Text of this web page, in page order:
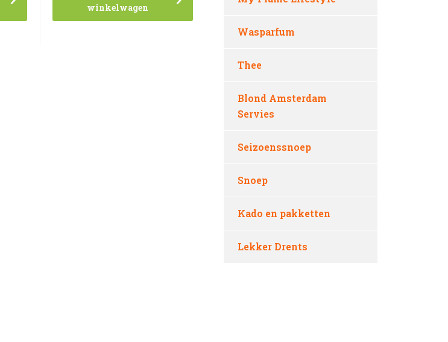
winkelwagen
Wasparfum
Thee
Blond Amsterdam
Servies
Seizoenssnoep
Snoep
Kado en pakketten
Lekker Drents